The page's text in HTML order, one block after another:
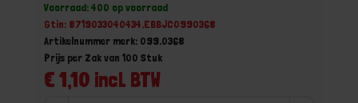
Voorraad: 400 op voorraad
Gtin: 8719033040434,EBBJC0990368
Artikelnummer merk: 099.0368
€ 1,10 incl. BTW
Prijs per Zak van 100 Stuk